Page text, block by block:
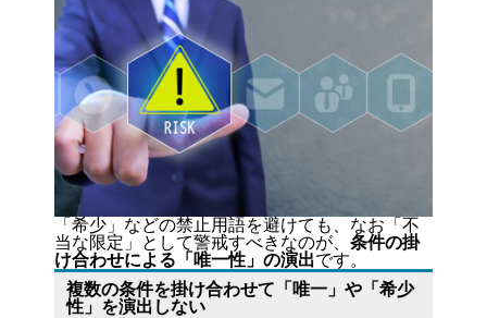
「希少」などの禁止用語を避けても、なお「不
当な限定」として警戒すべきなのが、 条件の掛
け合わせによる「唯一性」の演出です。
複数の条件を掛け合わせて「唯一」や「希少
性」を演出しない